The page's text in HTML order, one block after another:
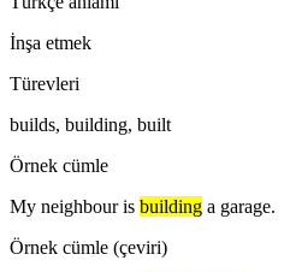
İnşa etmek
Türevleri
builds, building, built
Örnek cümle
My neighbour is building a garage.
Örnek cümle (çeviri)